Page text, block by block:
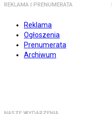
REKLAMA I PRENUMERATA
Reklama
Ogłoszenia
Prenumerata
Archiwum